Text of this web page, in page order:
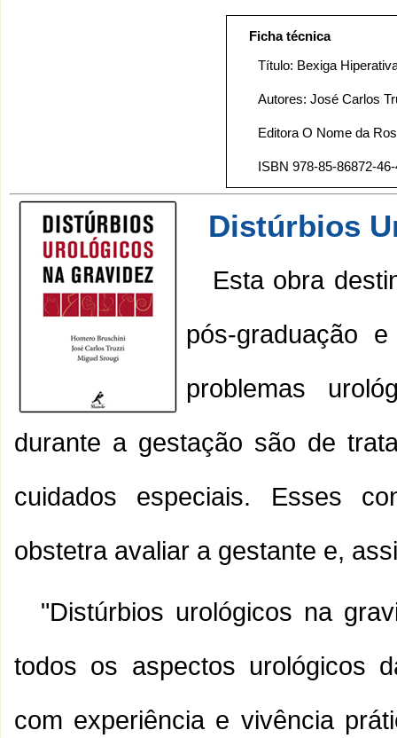
Ficha técnica
Título: Bexiga
Autores: José Carlos
Editora O Nome da
ISBN 978-85-86872-
Distúrbios
Esta obra
pós-graduação
problemas
durante a gestação são de
cuidados especiais. Esses
obstetra avaliar a gestante e,
"Distúrbios urológicos na
todos os aspectos urológicos
com experiência e vivência